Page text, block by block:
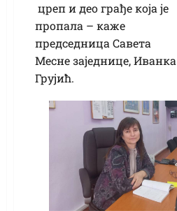
цреп и део грађе која је
пропала – каже
председница Савета
Месне заједнице, Иванка
Грујић.